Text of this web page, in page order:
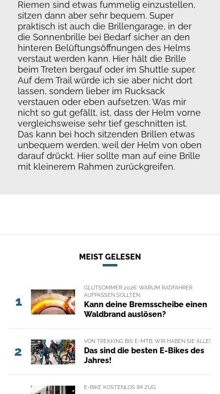
Riemen sind etwas fummelig einzustellen,
sitzen dann aber sehr bequem. Super
praktisch ist auch die Brillengarage, in der
die Sonnenbrille bei Bedarf sicher an den
hinteren Belüftungsöffnungen des Helms
verstaut werden kann. Hier hält die Brille
beim Treten bergauf oder im Shuttle super.
Auf dem Trail würde ich sie aber nicht dort
lassen, sondern lieber im Rucksack
verstauen oder eben aufsetzen. Was mir
nicht so gut gefällt, ist, dass der Helm vorne
vergleichsweise sehr tief geschnitten ist.
Das kann bei hoch sitzenden Brillen etwas
unbequem werden, weil der Helm von oben
darauf drückt. Hier sollte man auf eine Brille
mit kleinerem Rahmen zurückgreifen.
MEIST GELESEN
1
GLUTSOMMER 2026: WARUM RADFAHRER
AUFPASSEN SOLLTEN
Kann deine Bremsscheibe einen
Waldbrand auslösen?
2
VON TREKKING BIS E-MTB: WIR HABEN SIE ALLE!
Das sind die besten E-Bikes des
Jahres!
E-BIKE KOSTENLOS IM ZUG